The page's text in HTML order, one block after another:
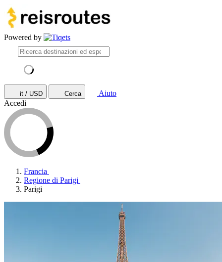
Powered by
it / USD Cerca
Aiuto
Accedi
Francia
Regione di Parigi
Parigi